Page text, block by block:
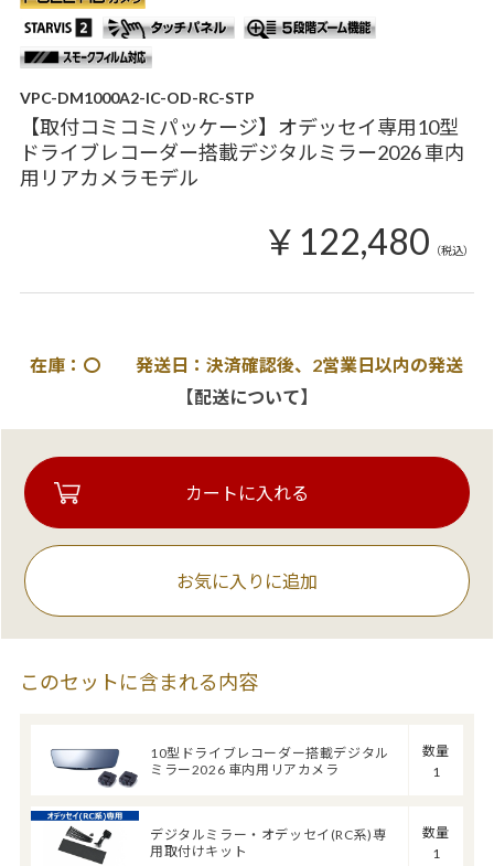
VPC-DM1000A2-IC-OD-RC-STP
【取付コミコミパッケージ】オデッセイ専用10型
ドライブレコーダー搭載デジタルミラー2026 車内
用リアカメラモデル
￥122,480 （税込）
在庫：〇 発送日：決済確認後、2営業日以内の発送
【配送について】
お気に入りに追加
このセットに含まれる内容
10型ドライブレコーダー搭載デジタル
ミラー2026 車内用リアカメラ
数量
1
デジタルミラー・オデッセイ(RC系)専
用取付けキット
数量
1